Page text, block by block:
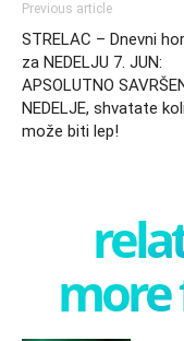
Previous article
STRELAC – Dnevni
za NEDELJU 7. JUN:
APSOLUTNO
NEDELJE, shvatate
može biti lep!